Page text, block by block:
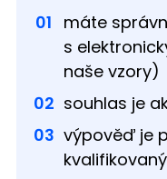
máte
s
naše vzory)
souhlas je
výpověď je